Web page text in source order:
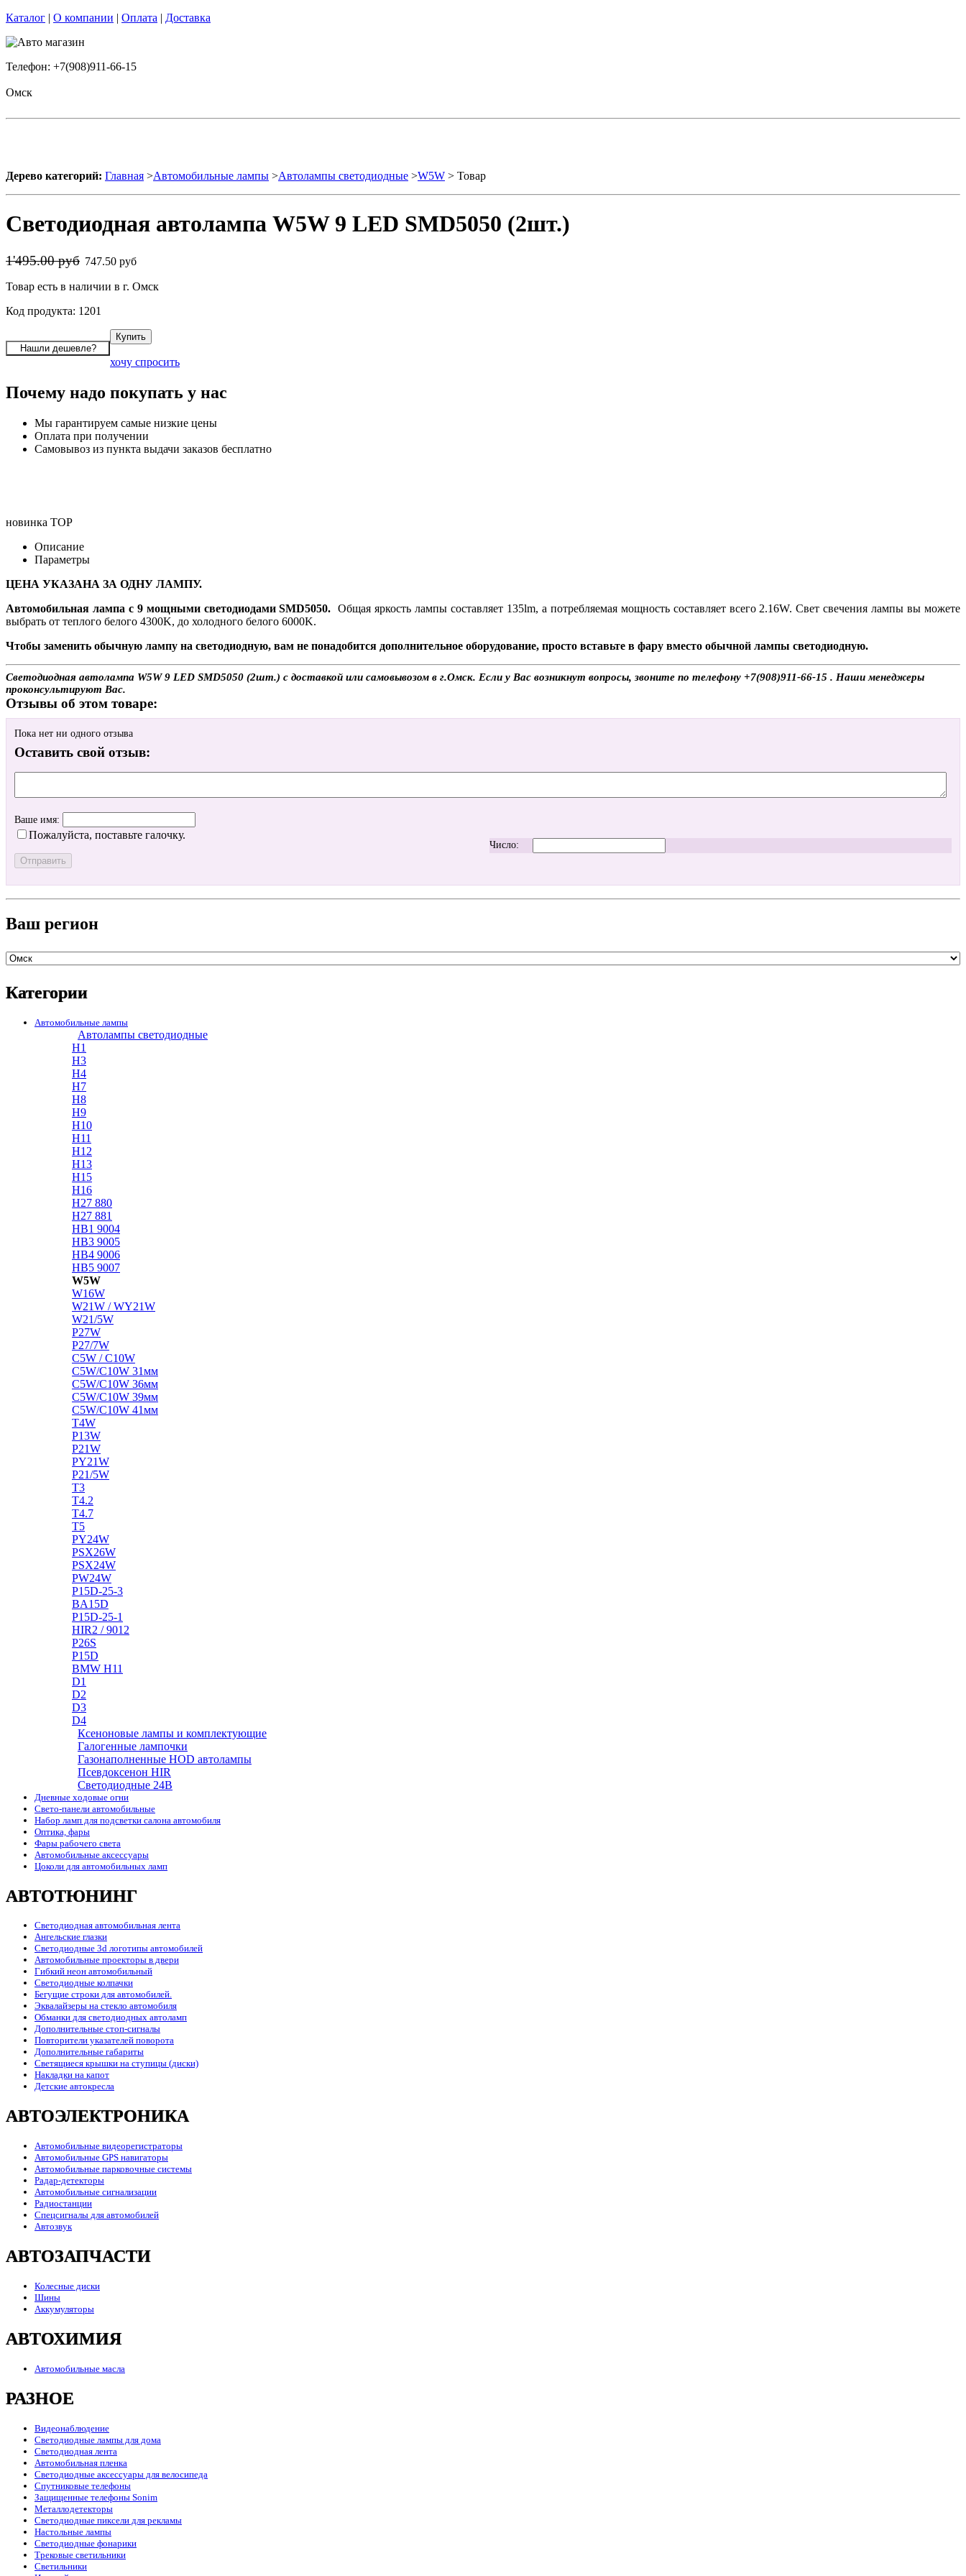
Каталог | О компании | Оплата | Доставка
Телефон: +7(908)911-66-15
Омск
Дерево категорий: Главная >Автомобильные лампы >Автолампы светодиодные >W5W > Товар
Светодиодная автолампа W5W 9 LED SMD5050 (2шт.)
1'495.00 руб 747.50 руб
Товар есть в наличии в г. Омск
Код продукта: 1201
хочу спросить
Почему надо покупать у нас
Мы гарантируем самые низкие цены
Оплата при получении
Самовывоз из пункта выдачи заказов бесплатно
новинка TOP
Описание
Параметры
ЦЕНА УКАЗАНА ЗА ОДНУ ЛАМПУ.
Автомобильная лампа с 9 мощными светодиодами SMD5050. Общая яркость лампы составляет 135lm, а потребляемая мощность составляет всего 2.16W. Свет свечения лампы вы можете
выбрать от теплого белого 4300K, до холодного белого 6000K.
Чтобы заменить обычную лампу на светодиодную, вам не понадобится дополнительное оборудование, просто вставьте в фару вместо обычной лампы светодиодную.
Светодиодная автолампа W5W 9 LED SMD5050 (2шт.) с доставкой или самовывозом в г.Омск. Если у Вас возникнут вопросы, звоните по телефону +7(908)911-66-15 . Наши менеджеры
проконсультируют Вас.
Отзывы об этом товаре:
Пока нет ни одного отзыва
Оставить свой отзыв:
Ваше имя:
Пожалуйста, поставьте галочку.
Число:
Ваш регион
Категории
Автомобильные лампы
Автолампы светодиодные
H1
H3
H4
H7
H8
H9
H10
H11
H12
H13
H15
H16
H27 880
H27 881
HB1 9004
HB3 9005
HB4 9006
HB5 9007
W5W
W16W
W21W / WY21W
W21/5W
P27W
P27/7W
C5W / C10W
C5W/C10W 31мм
C5W/C10W 36мм
C5W/C10W 39мм
C5W/C10W 41мм
T4W
P13W
P21W
PY21W
P21/5W
T3
T4.2
T4.7
T5
PY24W
PSX26W
PSX24W
PW24W
P15D-25-3
BA15D
P15D-25-1
HIR2 / 9012
P26S
P15D
BMW H11
D1
D2
D3
D4
Ксеноновые лампы и комплектующие
Галогенные лампочки
Газонаполненные HOD автолампы
Псевдоксенон HIR
Cветодиодные 24B
Дневные ходовые огни
Свето-панели автомобильные
Набор ламп для подсветки салона автомобиля
Оптика, фары
Фары рабочего света
Автомобильные аксессуары
Цоколи для автомобильных ламп
АВТОТЮНИНГ
Светодиодная автомобильная лента
Ангельские глазки
Светодиодные 3d логотипы автомобилей
Автомобильные проекторы в двери
Гибкий неон автомобильный
Светодиодные колпачки
Бегущие строки для автомобилей.
Эквалайзеры на стекло автомобиля
Обманки для светодиодных автоламп
Дополнительные стоп-сигналы
Повторители указателей поворота
Дополнительные габариты
Светящиеся крышки на ступицы (диски)
Накладки на капот
Детские автокресла
АВТОЭЛЕКТРОНИКА
Автомобильные видеорегистраторы
Автомобильные GPS навигаторы
Автомобильные парковочные системы
Радар-детекторы
Автомобильные сигнализации
Радиостанции
Спецсигналы для автомобилей
Автозвук
АВТОЗАПЧАСТИ
Колесные диски
Шины
Аккумуляторы
АВТОХИМИЯ
Автомобильные масла
РАЗНОЕ
Видеонаблюдение
Светодиодные лампы для дома
Светодиодная лента
Автомобильная пленка
Светодиодные аксессуары для велосипеда
Спутниковые телефоны
Защищенные телефоны Sonim
Металлодетекторы
Светодиодные пиксели для рекламы
Настольные лампы
Светодиодные фонарики
Трековые светильники
Светильники